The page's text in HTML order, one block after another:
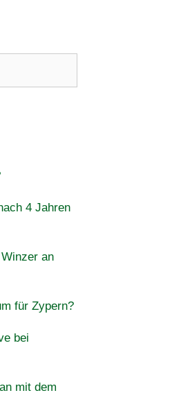
4 Jahren
an
für Zypern?
bei
mit dem